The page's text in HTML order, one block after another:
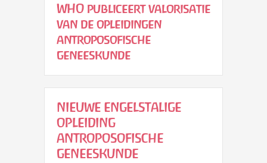
WHO publiceert valorisatie
van de opleidingen
antroposofische
geneeskunde
NIEUWE ENGELSTALIGE
OPLEIDING
ANTROPOSOFISCHE
GENEESKUNDE